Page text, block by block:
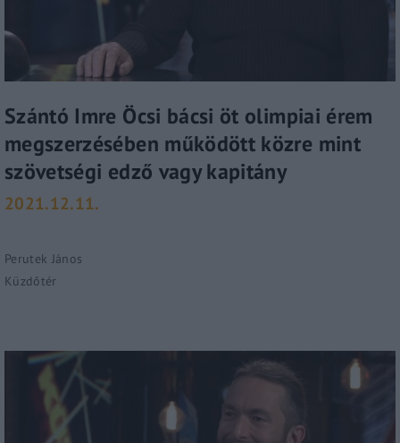
Szántó Imre Öcsi bácsi öt olimpiai érem
megszerzésében működött közre mint
szövetségi edző vagy kapitány
2021.12.11.
Perutek János
Küzdőtér